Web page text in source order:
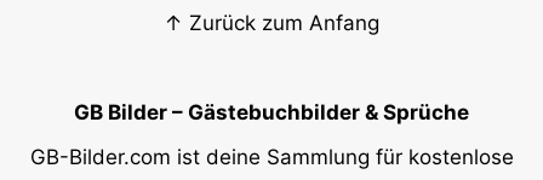
↑ Zurück zum Anfang
GB Bilder – Gästebuchbilder & Sprüche
GB-Bilder.com ist deine Sammlung für kostenlose